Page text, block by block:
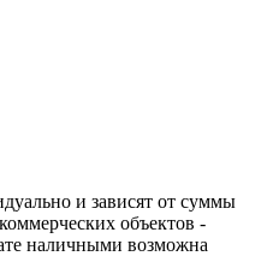
и зависят от суммы
объектов -
наличными возможна